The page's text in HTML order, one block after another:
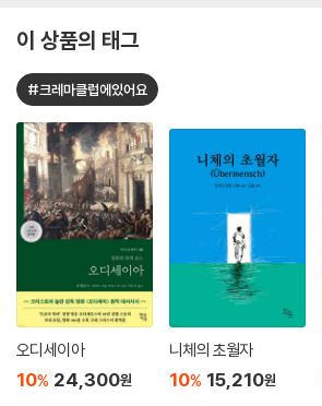
이 상품의 태그
#크레마클럽에있어요
오디세이아
10% 24,300원
니체의 초월자
10% 15,210원